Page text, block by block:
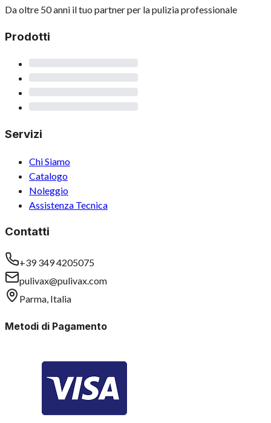
Da oltre 50 anni il tuo partner per la pulizia professionale
Prodotti
Servizi
Chi Siamo
Catalogo
Noleggio
Assistenza Tecnica
Contatti
+39 349 4205075
pulivax@pulivax.com
Parma, Italia
Metodi di Pagamento